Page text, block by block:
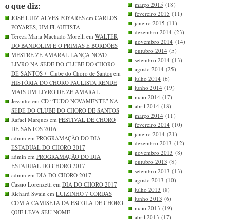
o que diz:
JOSÉ LUIZ ALVES POYARES em CARLOS
POYARES, UM FLAUTISTA
Tereza Maria Machado Morelli em WALTER
DO BANDOLIM E O PRIMAS E BORDÕES
MESTRE ZÉ AMARAL LANÇA NOVO
LIVRO NA SEDE DO CLUBE DO CHORO
DE SANTOS / Clube do Choro de Santos em
HISTÓRIA DO CHORO PAULISTA RENDE
MAIS UM LIVRO DE ZÉ AMARAL
Jessinho em CD “TUDO NOVAMENTE” NA
SEDE DO CLUBE DO CHORO DE SANTOS
Rafael Marques em FESTIVAL DE CHORO
DE SANTOS 2016
admin em PROGRAMAÇÃO DO DIA
ESTADUAL DO CHORO 2017
admin em PROGRAMAÇÃO DO DIA
ESTADUAL DO CHORO 2017
admin em DIA DO CHORO 2017
Cassio Lorenzetti em DIA DO CHORO 2017
Richard Swain em LUIZINHO 7 CORDAS
COM A CAMISETA DA ESCOLA DE CHORO
QUE LEVA SEU NOME
março 2015 (18)
fevereiro 2015 (11)
janeiro 2015 (11)
dezembro 2014 (23)
novembro 2014 (14)
outubro 2014 (5)
setembro 2014 (13)
agosto 2014 (25)
julho 2014 (6)
junho 2014 (19)
maio 2014 (17)
abril 2014 (18)
março 2014 (11)
fevereiro 2014 (10)
janeiro 2014 (21)
dezembro 2013 (12)
novembro 2013 (8)
outubro 2013 (8)
setembro 2013 (13)
agosto 2013 (10)
julho 2013 (8)
junho 2013 (6)
maio 2013 (19)
abril 2013 (17)